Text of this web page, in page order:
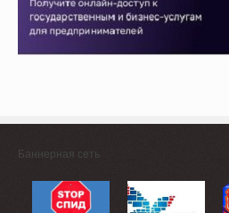
Баннерная сеть